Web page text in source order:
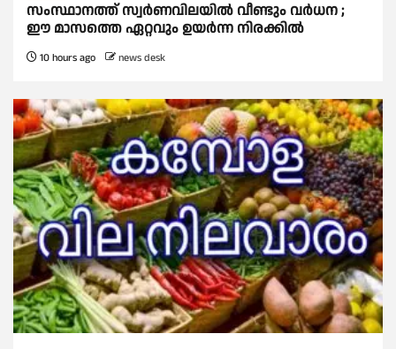
സംസ്ഥാനത്ത് സ്വര്‍ണവിലയില്‍ വീണ്ടും വര്‍ധന ;
ഈ മാസത്തെ ഏറ്റവും ഉയര്‍ന്ന നിരക്കില്‍
10 hours ago news desk